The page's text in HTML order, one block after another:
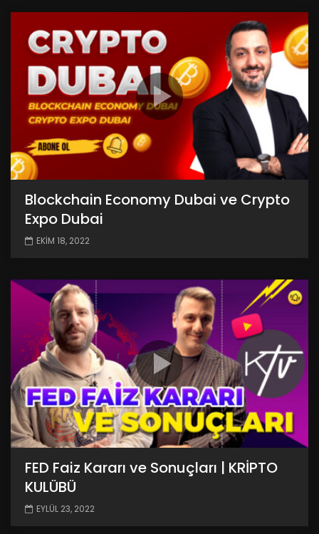
Blockchain Economy Dubai ve Crypto
Expo Dubai
EKIM 18, 2022
FED Faiz Kararı ve Sonuçları | KRİPTO
KULÜBÜ
EYLÜL 23, 2022